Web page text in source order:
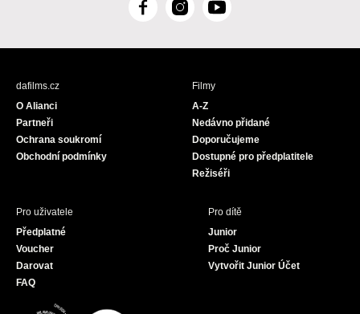
F
c
I
s
Y
u
dafilms.cz
O Alianci
Partneři
Ochrana soukromí
Obchodní podmínky
Filmy
A-Z
Nedávno přidané
Doporučujeme
Dostupné pro předplatitele
Režiséři
Pro uživatele
Předplatné
Voucher
Darovat
FAQ
Pro dítě
Junior
Proč Junior
Vytvořit Junior Účet